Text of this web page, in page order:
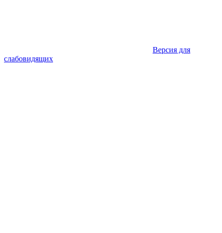
Версия для
слабовидящих